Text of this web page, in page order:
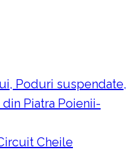
Poduri suspendate,
Piatra Poienii-
Cheile